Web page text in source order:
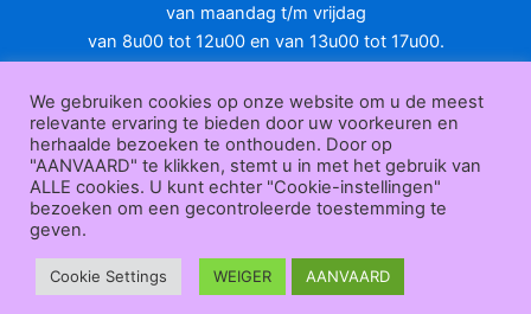
van maandag t/m vrijdag
van 8u00 tot 12u00 en van 13u00 tot 17u00.
KLANTENSERVICE
Over
ons|Bedrijfsgegevens| F.A.Q.|Bestelprocedure | Betaling
ending | Retourneren|Herroepingsrecht|Herroepingsfunctie
ederverkoop|Bedrukken|Contact
Algemene voorwaarden
Maxisafety.nl © 2026
We gebruiken cookies op onze website om u de meest
relevante ervaring te bieden door uw voorkeuren en
herhaalde bezoeken te onthouden. Door op
"AANVAARD" te klikken, stemt u in met het gebruik van
ALLE cookies. U kunt echter "Cookie-instellingen"
bezoeken om een gecontroleerde toestemming te
geven.
Cookie Settings WEIGER AANVAARD